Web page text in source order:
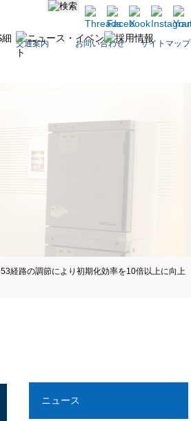
交通案内 お問い合わせ サイトマップ
路の調節により初期化効率を10倍以上に向上
ニュース